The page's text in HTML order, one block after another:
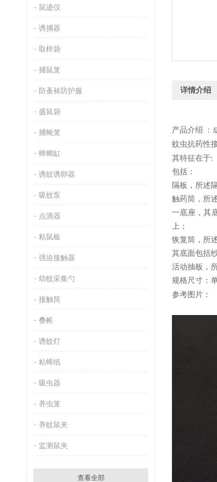
鼠迹仪
诱捕器
取样袋
捕鼠笼
防蚤袜防护服
盛鼠袋
捕蝇笼
蟑螂缸
诱蚊诱卵器
吸蚊泵
点滴器
粘鼠板
强迫接触器
幼蚊采集勺
接触筒
叠帐
诱蚊灯
粘蟑纸
吸虫器
养虫笼
养蚊鼠夹
监测鼠夹
查看全部
详情介绍
产品介绍
：
蚊虫抗药性
其特征在于:
包括：
隔板，所述
触药筒，所
一底座，其
上；
恢复筒，所
其底面包括
活动抽板，
规格尺寸：
参考图片：